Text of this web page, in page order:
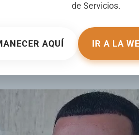
de Servicios.
AQUÍ IR A LA
en libertad